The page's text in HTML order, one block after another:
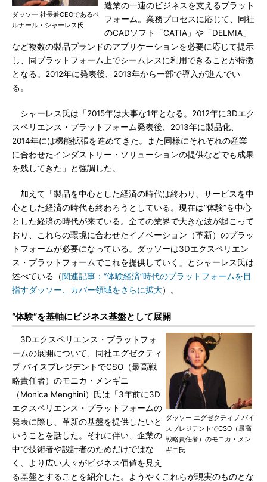
ダッソー 社長兼CEOであるベ
ルナール・シャーレス氏
造業の一連のビジネスを支えるプラット
フォーム。業務プロセスに応じて、同社
のCADソフト「CATIA」や「DELMIA」
など複数の製品ブランドのアプリケーションを必要に応じて提示
し、同プラットフォーム上でシームレスに利用できることが特徴
となる。2012年に発表後、2013年から一部で導入が進んでい
る。
シャーレス氏は「2015年は大事な1年となる。2012年に3Dエク
スペリエンス・プラットフォーム発表後、2013年に製品化、
2014年には機能拡張を進めてきた。また同様にそれぞれの産業
に合わせたインダストリー・ソリューションの提供などでも成果
を残してきた」と強調した。
加えて「製品を中心とした経済の時代は終わり、サービスを中
心とした経済の時代も終わろうとしている。現在は“体験”を中心
とした経済の時代が来ている。全ての業界で大きな波が起こって
おり、これらの環境に合わせたイノベーション（革新）のプラッ
トフォームが必要になっている。ダッソーは3Dエクスペリエン
ス・プラットフォームでこれを提供していく」とシャーレス氏は
述べている（関連記事：“体験経済”時代のプラットフォームを目
指すダッソー、カバー領域をさらに拡大）。
“体験”を基軸にビジネス基盤として展開
ダッソー エグゼクティブ バイ
スプレジデントでCSO（最高
戦略責任者）のモニカ・メン
ギニ氏
3Dエクスペリエンス・プラットフォ
ームの展開について、同社エグゼクティ
ブ バイスプレジデントでCSO（最高戦
略責任者）のモニカ・メンギニ
（Monica Menghini）氏は「3年前に3D
エクスペリエンス・プラットフォームの
発表に際し、革新の基盤を提供したいと
いうことを話した。それに伴い、企業の
中で技術者や設計者のためだけではな
く、より広い人々がビジネス価値を見え
る基盤とすることを紹介した。ようやくこれらが現実のものとな